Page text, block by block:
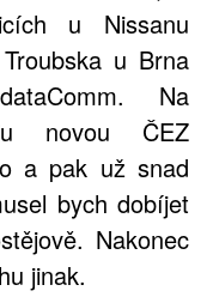
u Nissanu
u Brna
Na
novou ČEZ
a pak už snad
bych dobíjet
Nakonec
jinak.